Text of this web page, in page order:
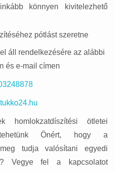
könnyen kivitelezhető
pótlást szeretne
áll rendelkezésére az alábbi
és e-mail címen
homlokzatdíszítési ötletei
Önért, hogy a
tudja valósítani egyedi
Vegye fel a kapcsolatot